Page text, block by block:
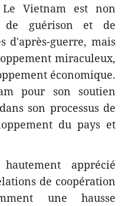
Vietnam est non
de guérison et de
d'après-guerre, mais
miraculeux,
économique.
pour son soutien
son processus de
du pays et
apprécié
de coopération
une hausse